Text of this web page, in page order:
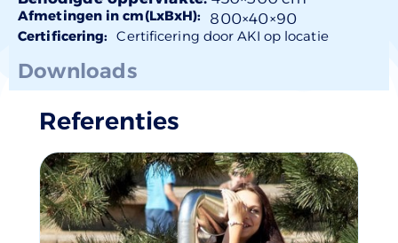
Afmetingen in cm(LxBxH): 800×40×90
Certificering: Certificering door AKI op locatie
Downloads
Referenties